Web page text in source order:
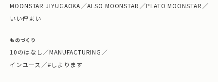
MOONSTAR JIYUGAOKA ／ALSO MOONSTAR ／PLATO MOONSTAR ／
いい佇まい
ものづくり
10のはなし ／MANUFACTURING ／
インユース ／#しよります